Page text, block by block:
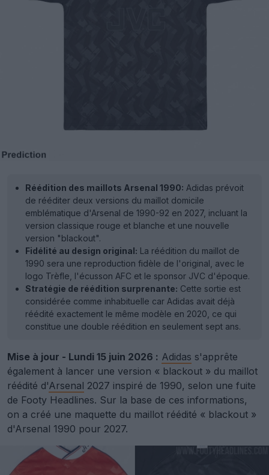
Réédition des maillots Arsenal 1990: Adidas prévoit
de rééditer deux versions du maillot domicile
emblématique d'Arsenal de 1990-92 en 2027, incluant la
version classique rouge et blanche et une nouvelle
version "blackout".
Fidélité au design original: La réédition du maillot de
1990 sera une reproduction fidèle de l'original, avec le
logo Trèfle, l'écusson AFC et le sponsor JVC d'époque.
Stratégie de réédition surprenante: Cette sortie est
considérée comme inhabituelle car Adidas avait déjà
réédité exactement le même modèle en 2020, ce qui
constitue une double réédition en seulement sept ans.
Mise à jour - Lundi 15 juin 2026 : Adidas s'apprête
également à lancer une version « blackout » du maillot
réédité d'Arsenal 2027 inspiré de 1990, selon une fuite
de Footy Headlines. Sur la base de ces informations,
on a créé une maquette du maillot réédité « blackout »
d'Arsenal 1990 pour 2027.